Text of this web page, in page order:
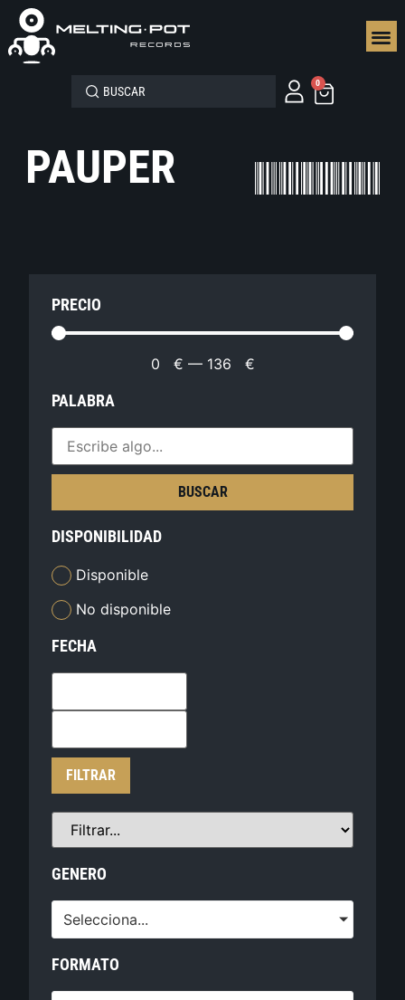
0
PAUPER
PRECIO
0 € — 136 €
PALABRA
BUSCAR
DISPONIBILIDAD
Disponible
No disponible
FECHA
FILTRAR
GENERO
Selecciona...
FORMATO